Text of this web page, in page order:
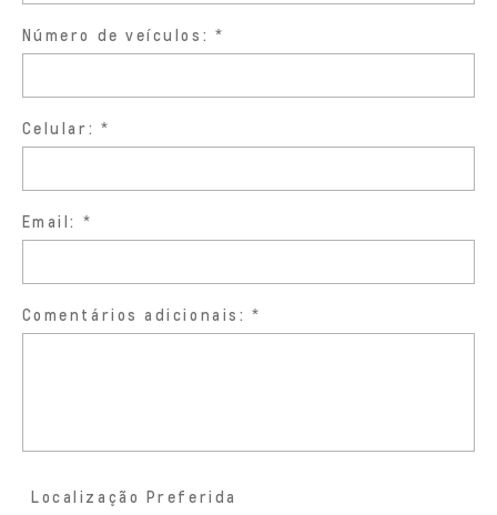
Número de veículos:
Celular:
Email:
Comentários adicionais:
Localização Preferida